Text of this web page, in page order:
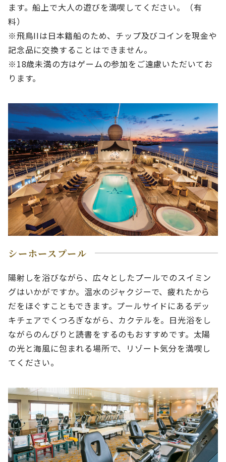
ます。船上で大人の遊びを満喫してください。（有
料）
※飛鳥IIは日本籍船のため、チップ及びコインを現金や
記念品に交換することはできません。
※18歳未満の方はゲームの参加をご遠慮いただいてお
ります。
シーホースプール
陽射しを浴びながら、広々としたプールでのスイミン
グはいかがですか。温水のジャクジーで、疲れたから
だをほぐすこともできます。プールサイドにあるデッ
キチェアでくつろぎながら、カクテルを。日光浴をし
ながらのんびりと読書をするのもおすすめです。太陽
の光と海風に包まれる場所で、リゾート気分を満喫し
てください。